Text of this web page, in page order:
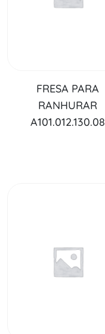
FRESA PARA
RANHURAR
A101.012.130.08